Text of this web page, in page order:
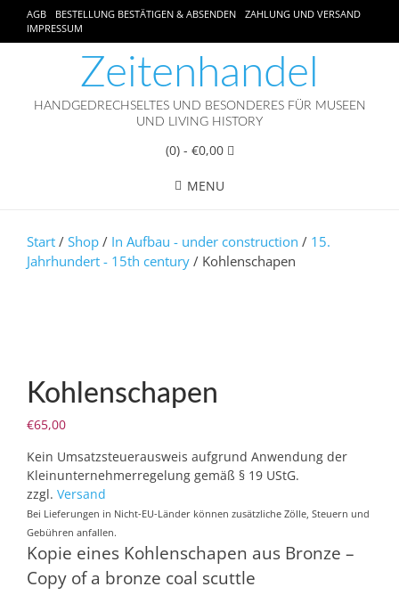
AGB BESTELLUNG BESTÄTIGEN & ABSENDEN
ZAHLUNG UND VERSAND
IMPRESSUM
Zeitenhandel
HANDGEDRECHSELTES UND BESONDERES FÜR MUSEEN
UND LIVING HISTORY
(0)- €0,00
MENU
Start / Shop / In Aufbau - under construction / 15.
Jahrhundert - 15th century / Kohlenschapen
Kohlenschapen
€65,00
Kein Umsatzsteuerausweis aufgrund Anwendung der
Kleinunternehmerregelung gemäß § 19 UStG.
zzgl. Versand
Bei Lieferungen in Nicht-EU-Länder können zusätzliche Zölle, Steuern und
Gebühren anfallen.
Kopie eines Kohlenschapen aus Bronze –
Copy of a bronze coal scuttle